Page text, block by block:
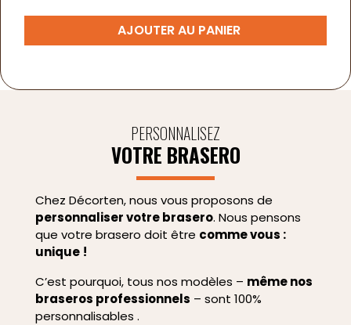
AJOUTER AU PANIER
PERSONNALISEZ
VOTRE BRASERO
Chez Décorten, nous vous proposons de
personnaliser votre brasero. Nous pensons
que votre brasero doit être comme vous :
unique !
C’est pourquoi, tous nos modèles – même nos
braseros professionnels – sont 100%
personnalisables .